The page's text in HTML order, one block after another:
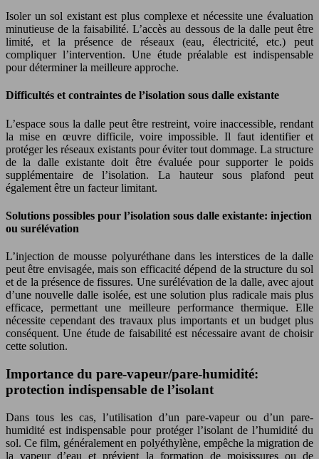
Isoler un sol existant est plus complexe et nécessite une évaluation
minutieuse de la faisabilité. L’accès au dessous de la dalle peut être
limité, et la présence de réseaux (eau, électricité, etc.) peut
compliquer l’intervention. Une étude préalable est indispensable
pour déterminer la meilleure approche.
Difficultés et contraintes de l’isolation sous dalle existante
L’espace sous la dalle peut être restreint, voire inaccessible, rendant
la mise en œuvre difficile, voire impossible. Il faut identifier et
protéger les réseaux existants pour éviter tout dommage. La structure
de la dalle existante doit être évaluée pour supporter le poids
supplémentaire de l’isolation. La hauteur sous plafond peut
également être un facteur limitant.
Solutions possibles pour l’isolation sous dalle existante: injection
ou surélévation
L’injection de mousse polyuréthane dans les interstices de la dalle
peut être envisagée, mais son efficacité dépend de la structure du sol
et de la présence de fissures. Une surélévation de la dalle, avec ajout
d’une nouvelle dalle isolée, est une solution plus radicale mais plus
efficace, permettant une meilleure performance thermique. Elle
nécessite cependant des travaux plus importants et un budget plus
conséquent. Une étude de faisabilité est nécessaire avant de choisir
cette solution.
Importance du pare-vapeur/pare-humidité:
protection indispensable de l’isolant
Dans tous les cas, l’utilisation d’un pare-vapeur ou d’un pare-
humidité est indispensable pour protéger l’isolant de l’humidité du
sol. Ce film, généralement en polyéthylène, empêche la migration de
la vapeur d’eau et prévient la formation de moisissures ou de